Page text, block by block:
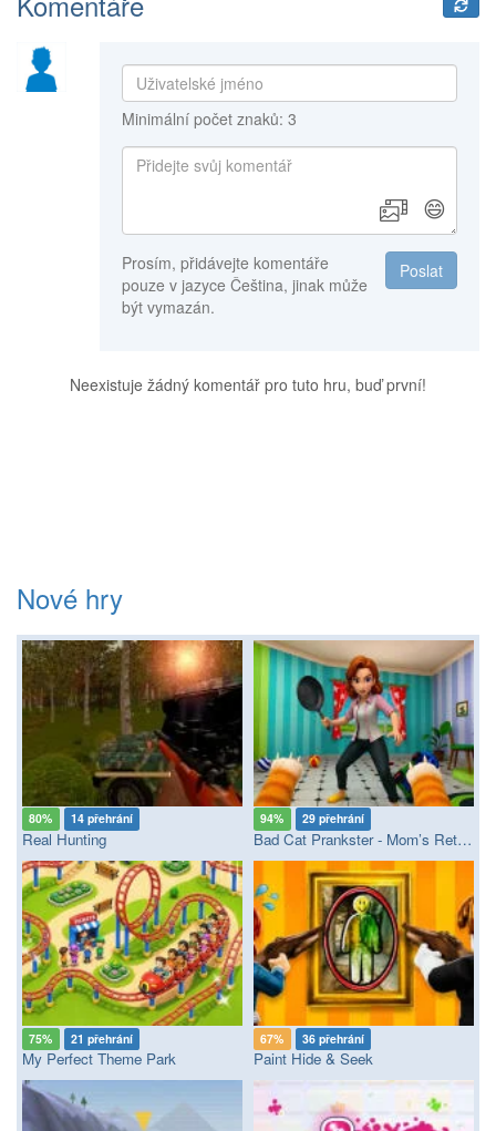
Minimální počet znaků: 3
😄
Poslat
Prosím, přidávejte komentáře
pouze v jazyce Čeština, jinak může
být vymazán.
Neexistuje žádný komentář pro tuto hru, buď první!
Nové hry
80% 14 přehrání
Real Hunting
94% 29 přehrání
Bad Cat Prankster - Mom’s Return
75% 21 přehrání
My Perfect Theme Park
67% 36 přehrání
Paint Hide & Seek